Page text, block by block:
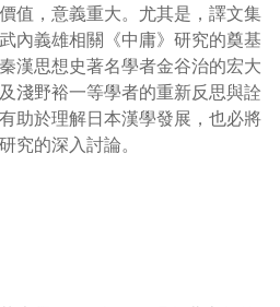
值，意義重大。尤其是，譯文集
內義雄相關《中庸》研究的奠基
漢思想史著名學者金谷治的宏大
淺野裕一等學者的重新反思與詮
助於理解日本漢學發展，也必將
究的深入討論。